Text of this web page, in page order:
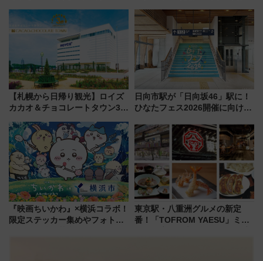
ツリー駅の規制まとめ 7/25開催
（2026年）
にオーダーメイド型の宿泊プラ
ンが誕生！
【札幌から日帰り観光】ロイズ
カカオ＆チョコレートタウン3周
詰め放題を開催、ロイズタウン
駅からのアクセスも
日向市駅が「日向坂46」駅に！
ひなたフェス2026開催に向けJR
全力応援 夜行列車「ドリーム
おひさま号」も走る
『映画ちいかわ』×横浜コラボ！
限定ステッカー集めやフォトス
東京駅・八重洲グルメの新定
番！「TOFROM YAESU」ミシ